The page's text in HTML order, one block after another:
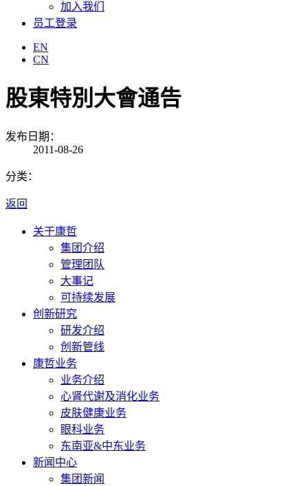
加入我们
员工登录
EN
CN
股東特別大會通告
发布日期：
2011-08-26
分类：
返回
关于康哲
集团介绍
管理团队
大事记
可持续发展
创新研究
研发介绍
创新管线
康哲业务
业务介绍
心肾代谢及消化业务
皮肤健康业务
眼科业务
东南亚&中东业务
新闻中心
集团新闻